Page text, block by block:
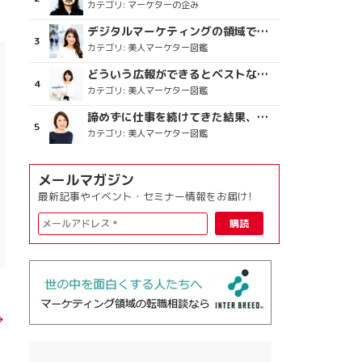
カテゴリ: マーケターの企み
デジタルマーケティングの領域で、海外というステージに
カテゴリ: 美人マーケター図鑑
どういう広報ができるとベストなのか
カテゴリ: 美人マーケター図鑑
諦めずに仕事を続けてきた結果、楽しめている今がある
カテゴリ: 美人マーケター図鑑
メールマガジン
最新記事やイベント・セミナー情報をお届け!